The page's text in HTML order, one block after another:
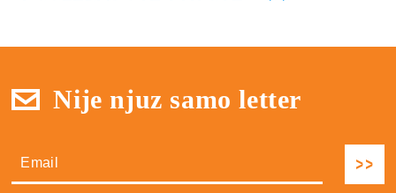
Nije njuz samo letter